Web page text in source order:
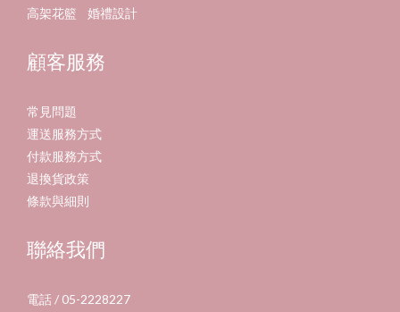
高架花籃
婚禮設計
顧客服務
常見問題
運送服務方式
付款服務方式
退換貨政策
條款與細則
聯絡我們
電話 / 05-2228227